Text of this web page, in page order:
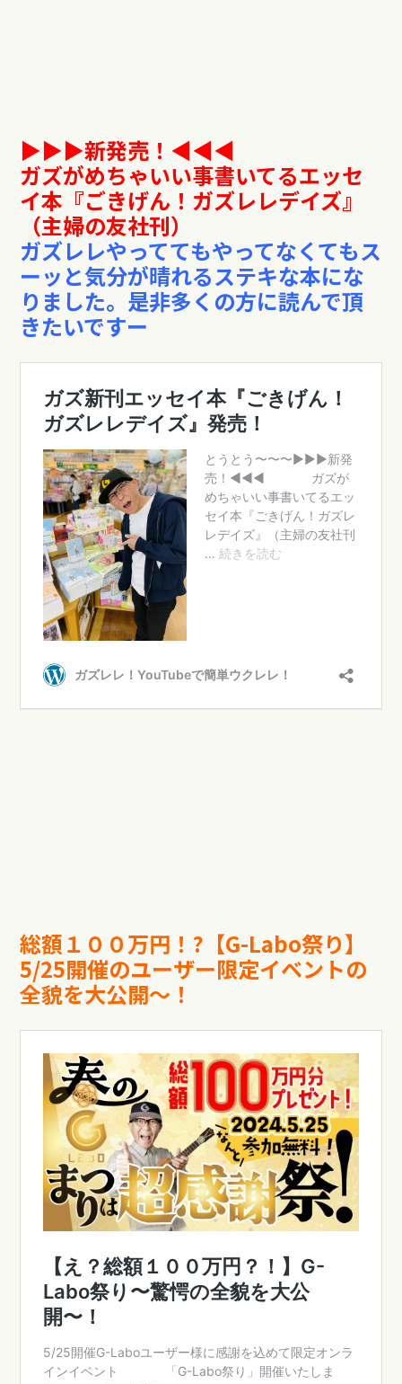
▶︎▶︎▶︎新発売！◀︎︎︎︎︎︎◀︎◀︎
ガズがめちゃいい事書いてるエッセ
イ本『ごきげん！ガズレレデイズ』
（主婦の友社刊）
ガズレレやっててもやってなくてもス
ーッと気分が晴れるステキな本にな
りました。 是非多くの方に読んで頂
きたいですー
総額１００万円！?【G-Labo祭り】
5/25開催のユーザー限定イベントの
全貌を大公開〜！